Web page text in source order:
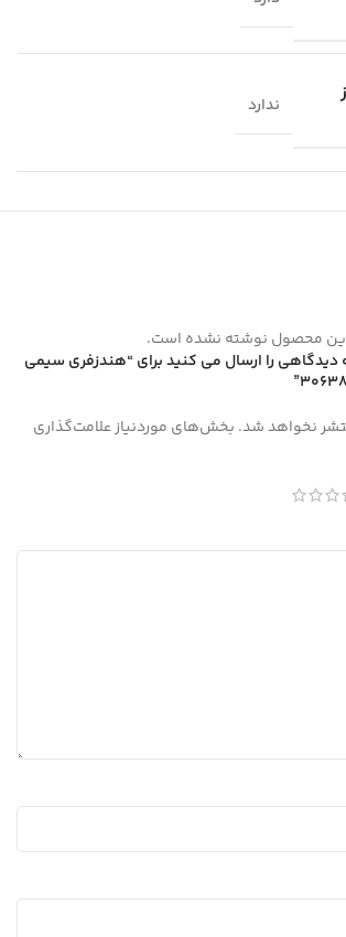
ندارد
محصول نوشته نشده است.
دیدگاهی را ارسال می کنید برای “هندزفری سیمی
نخواهد شد. بخش‌های موردنیاز علامت‌گذاری